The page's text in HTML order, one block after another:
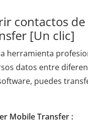
contactos
[Un clic]
herramienta
datos entre
puedes
Mobile Transfer :